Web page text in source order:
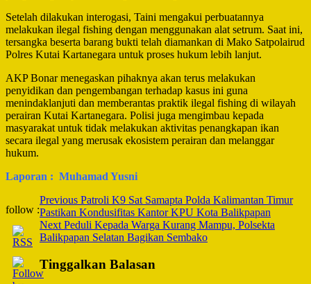
Setelah dilakukan interogasi, Taini mengakui perbuatannya
melakukan ilegal fishing dengan menggunakan alat setrum. Saat ini,
tersangka beserta barang bukti telah diamankan di Mako Satpolairud
Polres Kutai Kartanegara untuk proses hukum lebih lanjut.
AKP Bonar menegaskan pihaknya akan terus melakukan
penyidikan dan pengembangan terhadap kasus ini guna
menindaklanjuti dan memberantas praktik ilegal fishing di wilayah
perairan Kutai Kartanegara. Polisi juga mengimbau kepada
masyarakat untuk tidak melakukan aktivitas penangkapan ikan
secara ilegal yang merusak ekosistem perairan dan melanggar
hukum.
Laporan : Muhamad Yusni
follow :
Post
Navigation
Previous Patroli K9 Sat Samapta Polda Kalimantan Timur
Pastikan Kondusifitas Kantor KPU Kota Balikpapan
Next Peduli Kepada Warga Kurang Mampu, Polsekta
Balikpapan Selatan Bagikan Sembako
Tinggalkan Balasan